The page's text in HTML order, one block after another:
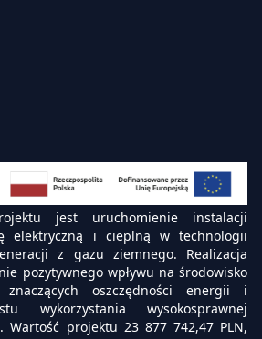
jest uruchomienie instalacji
elektryczną i cieplną w technologii
z gazu ziemnego. Realizacja
pozytywnego wpływu na środowisko
oszczędności energii i
wykorzystania wysokosprawnej
Wartość projektu 23 877 742,47 PLN,